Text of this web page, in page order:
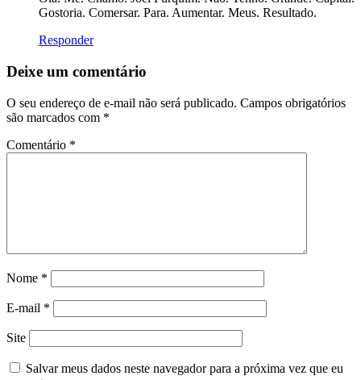
Gostoria. Comersar. Para. Aumentar. Meus. Resultado.
Responder
Deixe um comentário
O seu endereço de e-mail não será publicado. Campos obrigatórios
são marcados com *
Comentário *
Nome *
E-mail *
Site
Salvar meus dados neste navegador para a próxima vez que eu